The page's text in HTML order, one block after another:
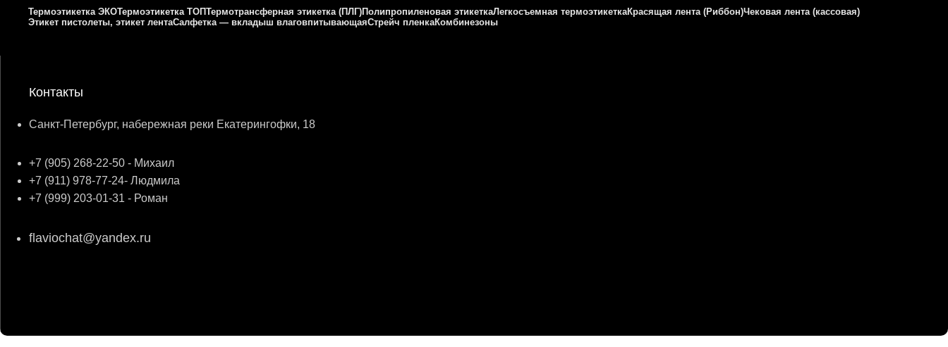
Термоэтикетка ЭКОТермоэтикетка ТОПТермотрансферная этикетка (ПЛГ)Полипропиленовая этикеткаЛегкосъемная термоэтикеткаКрасящая лента (Риббон)Чековая лента (кассовая)
Этикет пистолеты, этикет лентаСалфетка — вкладыш влаговпитывающаяСтрейч пленкаКомбинезоны
Контакты
Санкт-Петербург, набережная реки Екатерингофки, 18
+7 (905) 268-22-50 - Михаил
+7 (911) 978-77-24- Людмила
+7 (999) 203-01-31 - Роман
flaviochat@yandex.ru